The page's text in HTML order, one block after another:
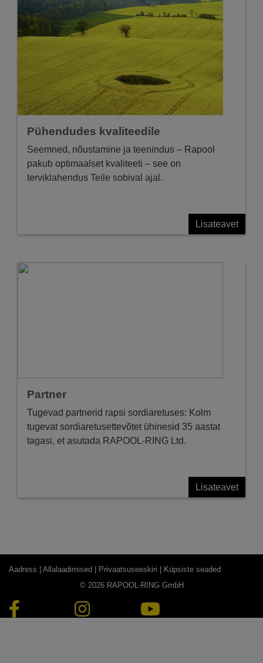
Pühendudes kvaliteedile
Seemned, nõustamine ja teenindus – Rapool
pakub optimaalset kvaliteeti – see on
terviklahendus Teile sobival ajal.
Lisateavet
Partner
Tugevad partnerid rapsi sordiaretuses: Kolm
tugevat sordiaretusettevõtet ühinesid 35 aastat
tagasi, et asutada RAPOOL-RING Ltd.
Lisateavet
Aadress | Allalaadimised | Privaatsuseeskiri | Küpsiste seaded
© 2026 RAPOOL-RING GmbH